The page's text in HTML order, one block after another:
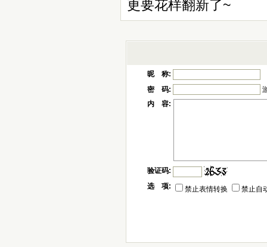
更要花样翻新了~
昵 称:
密 码:
内 容:
验证码:
选 项:
禁止表情转换 禁止自